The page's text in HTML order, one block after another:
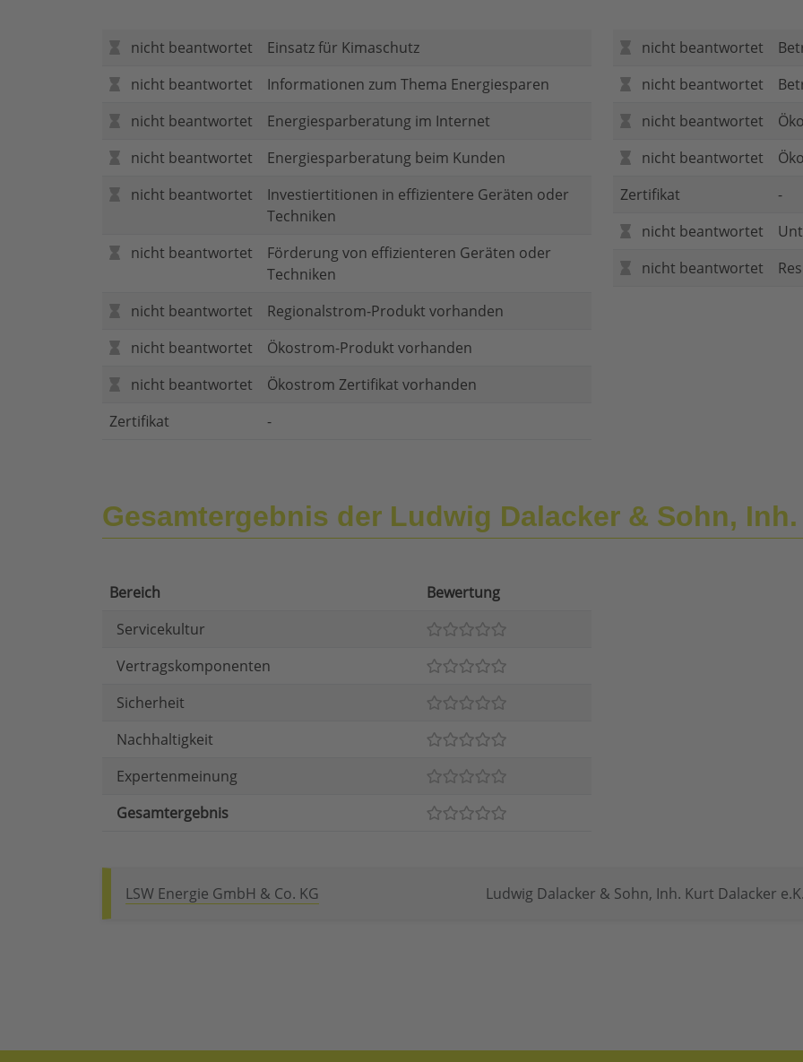
nicht beantwortet
Einsatz für Kimaschutz
nicht beantwortet
Informationen zum Thema Energiesparen
nicht beantwortet
Energiesparberatung im Internet
nicht beantwortet
Energiesparberatung beim Kunden
nicht beantwortet
Investiertitionen in effizientere Geräten oder
Techniken
nicht beantwortet
Förderung von effizienteren Geräten oder
Techniken
nicht beantwortet
Regionalstrom-Produkt vorhanden
nicht beantwortet
Ökostrom-Produkt vorhanden
nicht beantwortet
Ökostrom Zertifikat vorhanden
Zertifikat
-
nicht beantwortet
nicht beantwortet
nicht beantwortet
nicht beantwortet
Zertifikat
-
nicht beantwortet
nicht beantwortet
Gesamtergebnis der Ludwig Dalacker & Sohn,
Bereich
Bewertung
Servicekultur
Vertragskomponenten
Sicherheit
Nachhaltigkeit
Expertenmeinung
Gesamtergebnis
LSW Energie GmbH & Co. KG Ludwig Dalacker & Sohn, Inh. Kurt Dalacker e.K.